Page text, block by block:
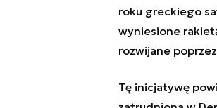
roku greckiego
wyniesione
rozwijane
Tę inicjatywę